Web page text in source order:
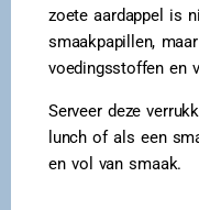
zoete aardappel is
smaakpapillen,
voedingsstoffen en
Serveer deze
lunch of als een
en vol van smaak.